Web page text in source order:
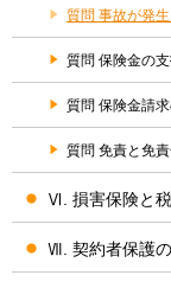
質問 事故が発
質問 保険金の
質問 保険金請
質問 免責と免
Ⅵ. 損害保険と
Ⅶ. 契約者保護